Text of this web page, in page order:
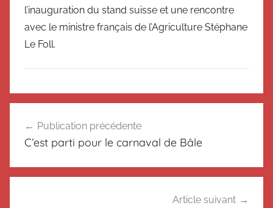
Messager
Suisse
l’inauguration du stand suisse et une rencontre
avec le ministre français de l’Agriculture Stéphane
Le Foll.
N
c
l
de
Publication précédente
C’est parti pour le carnaval de Bâle
Article suivant